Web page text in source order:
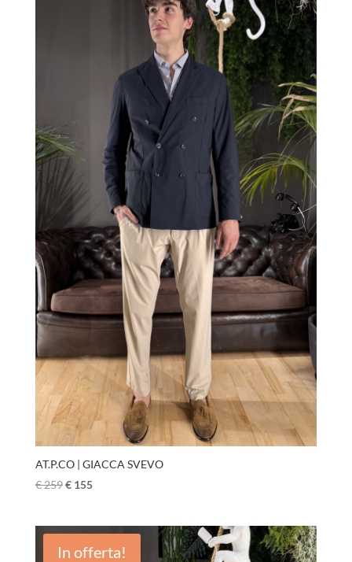
AT.P.CO | GIACCA SVEVO
€259€155
In offerta!